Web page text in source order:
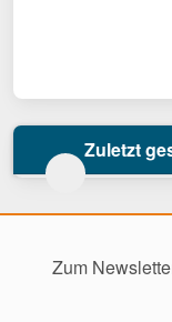
Zuletzt
Zum